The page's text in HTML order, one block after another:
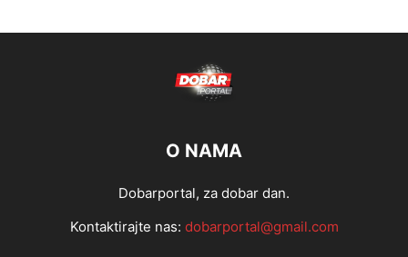
O NAMA
Dobarportal, za dobar dan.
Kontaktirajte nas: dobarportal@gmail.com